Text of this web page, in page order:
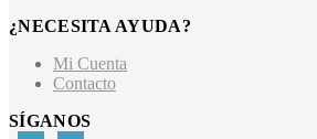
¿NECESITA AYUDA?
Mi Cuenta
Contacto
SÍGANOS